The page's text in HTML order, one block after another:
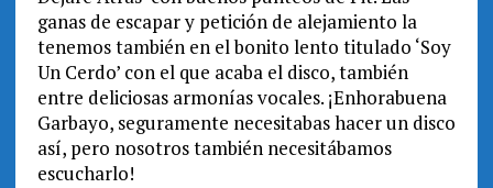
ganas de escapar y petición de alejamiento la
tenemos también en el bonito lento titulado ‘Soy
Un Cerdo’ con el que acaba el disco, también
entre deliciosas armonías vocales. ¡Enhorabuena
Garbayo, seguramente necesitabas hacer un disco
así, pero nosotros también necesitábamos
escucharlo!